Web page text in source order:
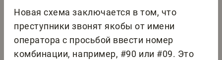
Новая схема заключается в том, что
преступники звонят якобы от имени
оператора с просьбой ввести номер
комбинации, например, #90 или #09. Это